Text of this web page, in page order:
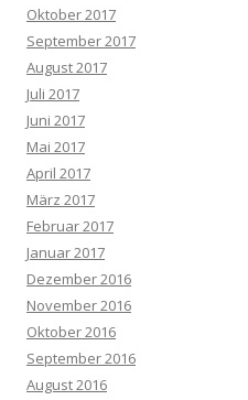
Oktober 2017
September 2017
August 2017
Juli 2017
Juni 2017
Mai 2017
April 2017
März 2017
Februar 2017
Januar 2017
Dezember 2016
November 2016
Oktober 2016
September 2016
August 2016